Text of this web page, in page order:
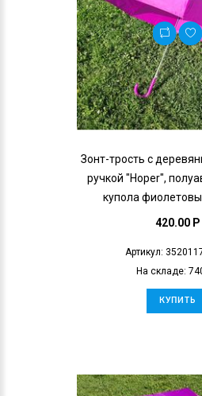
Зонт-трость с
ручкой "Hoper",
купола
420.00 P
Артикул:
На складе:
КУПИТЬ